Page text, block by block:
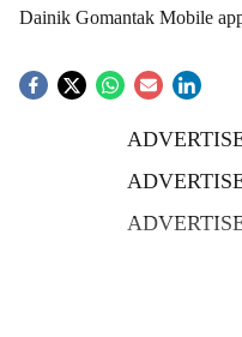
Dainik Gomantak Mobile